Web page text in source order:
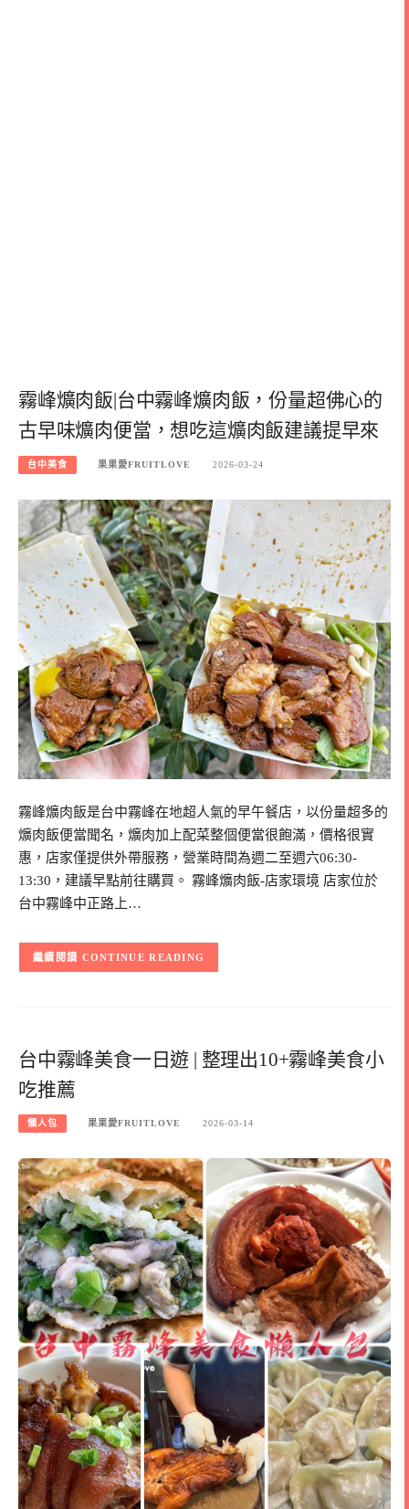
霧峰爌肉飯|台中霧峰爌肉飯，份量超佛心的
古早味爌肉便當，想吃這爌肉飯建議提早來
台中美食 果果愛FRUITLOVE 2026-03-24
霧峰爌肉飯是台中霧峰在地超人氣的早午餐店，以份量超多的
爌肉飯便當聞名，爌肉加上配菜整個便當很飽滿，價格很實
惠，店家僅提供外帶服務，營業時間為週二至週六06:30-
13:30，建議早點前往購買。 霧峰爌肉飯-店家環境 店家位於
台中霧峰中正路上…
CONTINUE READING
台中霧峰美食一日遊 | 整理出10+霧峰美食小
吃推薦
懶人包 果果愛FRUITLOVE 2026-03-14